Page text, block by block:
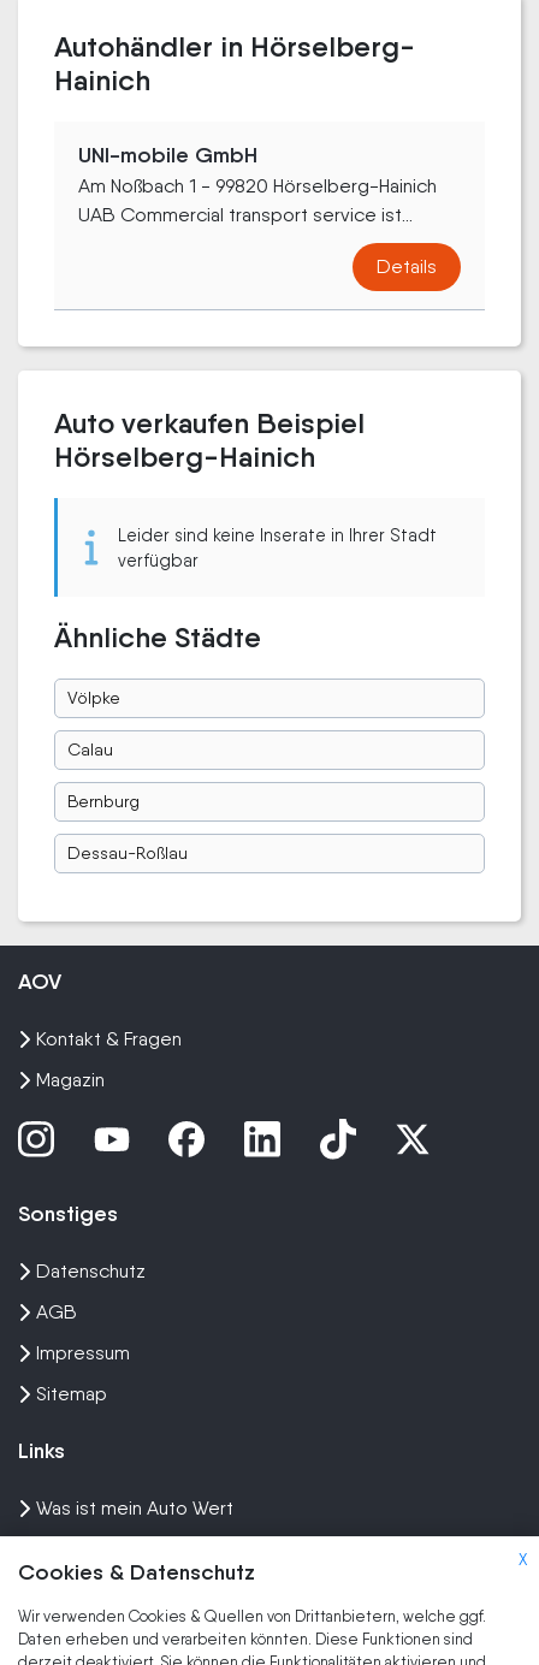
Autohändler in Hörselberg-
Hainich
UNI-mobile GmbH
Am Noßbach 1 - 99820 Hörselberg-Hainich
UAB Commercial transport service ist...
Details
Auto verkaufen Beispiel
Hörselberg-Hainich
Leider sind keine Inserate in Ihrer Stadt
verfügbar
Ähnliche Städte
Völpke
Calau
Bernburg
Dessau-Roßlau
X
Cookies & Datenschutz
Wir verwenden Cookies & Quellen von Drittanbietern, welche ggf.
Daten erheben und verarbeiten könnten. Diese Funktionen sind
AOV
Kontakt & Fragen
Magazin
Sonstiges
Datenschutz
AGB
Impressum
Sitemap
Links
Was ist mein Auto Wert
Wir kaufen dein Auto